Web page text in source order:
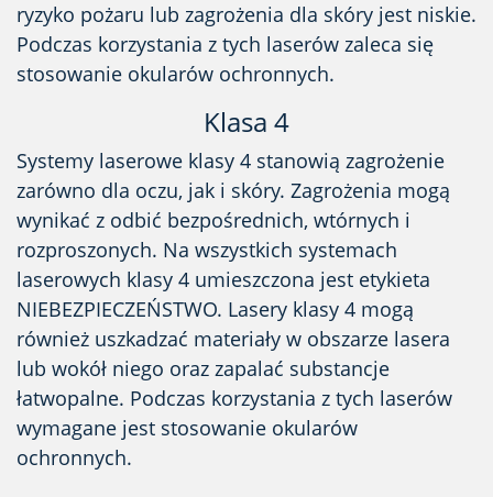
ryzyko pożaru lub zagrożenia dla skóry jest niskie.
Podczas korzystania z tych laserów zaleca się
stosowanie okularów ochronnych.
Klasa 4
Systemy laserowe klasy 4 stanowią zagrożenie
zarówno dla oczu, jak i skóry. Zagrożenia mogą
wynikać z odbić bezpośrednich, wtórnych i
rozproszonych. Na wszystkich systemach
laserowych klasy 4 umieszczona jest etykieta
NIEBEZPIECZEŃSTWO. Lasery klasy 4 mogą
również uszkadzać materiały w obszarze lasera
lub wokół niego oraz zapalać substancje
łatwopalne. Podczas korzystania z tych laserów
wymagane jest stosowanie okularów
ochronnych.